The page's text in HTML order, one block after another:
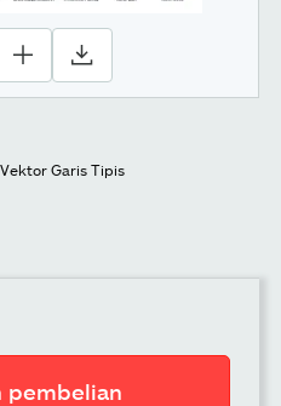
Garis Tipis
pembelian